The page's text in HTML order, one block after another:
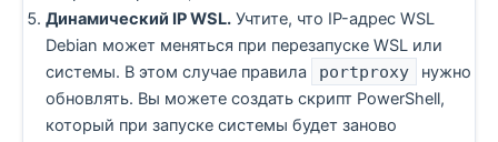
Динамический IP WSL. Учтите, что IP-адрес WSL
Debian может меняться при перезапуске WSL или
системы. В этом случае правила
portproxy
нужно
обновлять. Вы можете создать скрипт PowerShell,
который при запуске системы будет заново